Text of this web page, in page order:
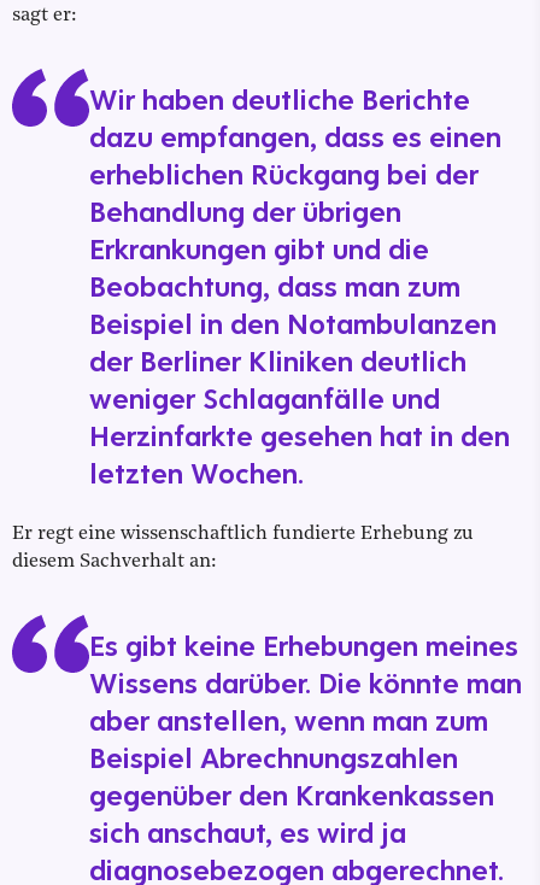
sagt er:
Wir haben deutliche Berichte
dazu empfangen, dass es einen
erheblichen Rückgang bei der
Behandlung der übrigen
Erkrankungen gibt und die
Beobachtung, dass man zum
Beispiel in den Notambulanzen
der Berliner Kliniken deutlich
weniger Schlaganfälle und
Herzinfarkte gesehen hat in den
letzten Wochen.
Er regt eine wissenschaftlich fundierte Erhebung zu
diesem Sachverhalt an:
Es gibt keine Erhebungen meines
Wissens darüber. Die könnte man
aber anstellen, wenn man zum
Beispiel Abrechnungszahlen
gegenüber den Krankenkassen
sich anschaut, es wird ja
diagnosebezogen abgerechnet.